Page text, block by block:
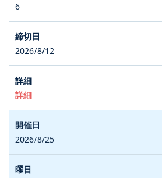
6
2026/8/12
詳細
2026/8/25